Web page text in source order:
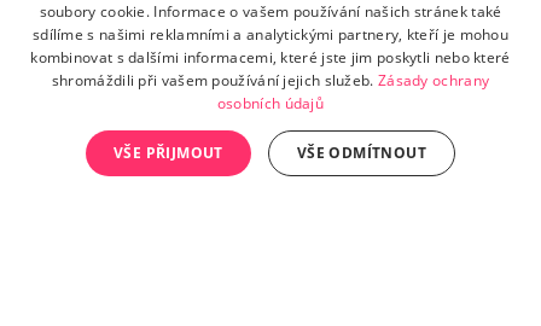
soubory cookie. Informace o vašem používání našich stránek také
sdílíme s našimi reklamními a analytickými partnery, kteří je mohou
kombinovat s dalšími informacemi, které jste jim poskytli nebo které
shromáždili při vašem používání jejich služeb. Zásady ochrany
osobních údajů
VŠE PŘIJMOUT VŠE ODMÍTNOUT